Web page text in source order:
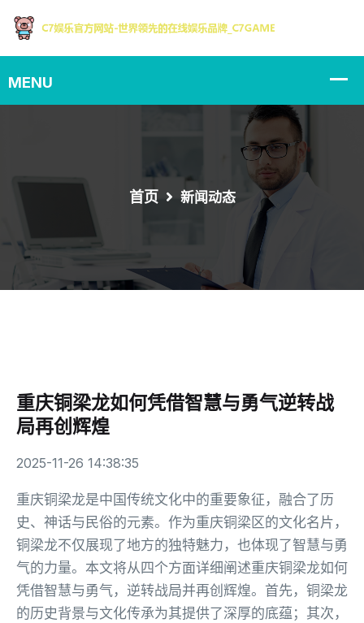
首页 新闻动态
重庆铜梁龙如何凭借智慧与勇气逆转战
局再创辉煌
2025-11-26 14:38:35
重庆铜梁龙是中国传统文化中的重要象征，融合了历
史、神话与民俗的元素。作为重庆铜梁区的文化名片，
铜梁龙不仅展现了地方的独特魅力，也体现了智慧与勇
气的力量。本文将从四个方面详细阐述重庆铜梁龙如何
凭借智慧与勇气，逆转战局并再创辉煌。首先，铜梁龙
的历史背景与文化传承为其提供了深厚的底蕴；其次，